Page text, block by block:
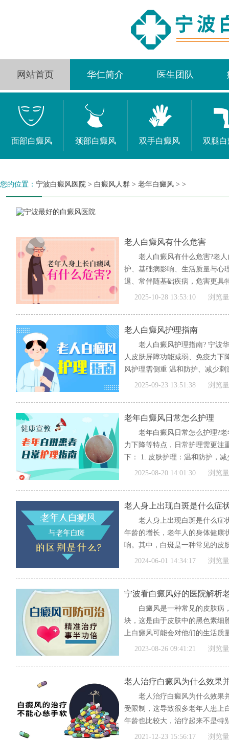
网站首页 华仁简介 医生团队
面部白癜风 颈部白癜风 双手白癜风 双腿
您的位置： 宁波白癜风医院 > 白癜风人群 > 老年白癜风 > >
老人白癜风有什么危害
老人白癜风有什么危害?老
护、基础病影响、生活质量与心
退、常伴随基础疾病，危害更具
[全文]
2025-10-28 13:53:10 浏览
老人白癜风护理指南
老人白癜风护理指南? 宁波
人皮肤屏障功能减弱、免疫力下
风护理需侧重 温和防护、减少
[全文]
2025-09-23 13:51:38 浏览
老年白癜风日常怎么护理
老年白癜风日常怎么护理?
力下降等特点，日常护理需更注
下： 1. 皮肤护理：温和防护，
[全文]
2025-08-20 14:01:30 浏览
老人身上出现白斑是什么症
老人身上出现白斑是什么症
年龄的增长，老年人的身体健康
响。其中，白斑是一种常见的皮
为...[全文]
2024-06-01 14:34:17 浏览
宁波看白癜风好的医院解析
白癜风是一种常见的皮肤病
块，这是由于皮肤中的黑色素细
上白癜风可能会对他们的生活质
[全文]
2023-08-26 09:41:21 浏览
老人治疗白癜风为什么效果
老人治疗白癜风为什么效果
受限制，这导致很多老年人患上
年龄也比较大，治疗起来不是特
2021-12-23 15:56:17 浏览